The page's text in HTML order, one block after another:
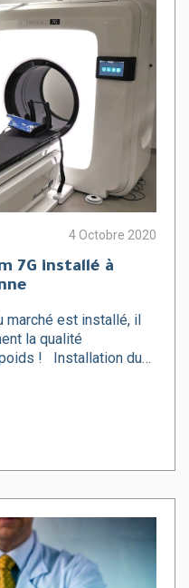
4 Octobre 2020
7G installé à
marché est installé, il
la qualité
! Installation du…